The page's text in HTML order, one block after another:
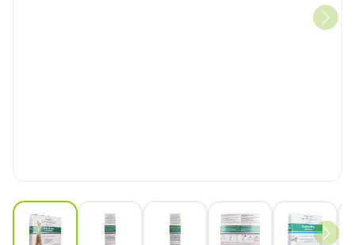
View larger imageView larger imageView larger imageView larger image